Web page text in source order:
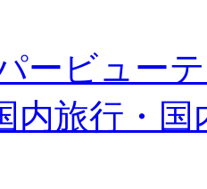
ービュー
内旅行・